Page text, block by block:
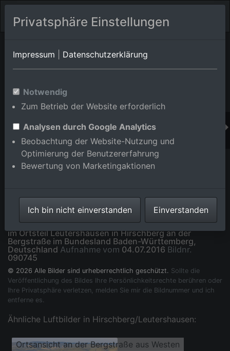
Orts-Album von Hirschberg/Leutershausen
Württemberg,Deutschland
Im Shop bestellen
Ortsansicht der Straßen und Häuser der Wohngebiete
im Ortsteil Leutershausen in Hirschberg an der
Bergstraße im Bundesland Baden-Württemberg,
Deutschland Aufnahme vom 04.07.2016 Bildnr.
090745
© 2026 Alle Bilder sind urheberrechtlich geschützt. Sollte die
Veröffentlichung des Bildes Ihre Persönlichkeitsrechte berühren oder
Ihre Privatsphäre verletzen, melden Sie mir die Bildnummer und ich
entferne es.
Ähnliche Luftbilder in Hirschberg/Leutershausen:
Ortsansicht an der Bergstraße aus Westen
Privatsphäre Einstellungen
Impressum Datenschutzerklärung
Notwendig
Zum Betrieb der Website erforderlich
Analysen durch Google Analytics
Beobachtung der Website-Nutzung und
Optimierung der Benutzererfahrung
Bewertung von Marketingaktionen
Ich bin nicht einverstanden Einverstanden